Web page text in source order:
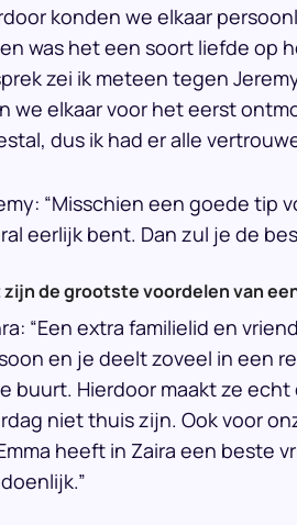
konden we elkaar
was het een soort liefde op
zei ik meteen tegen
we elkaar voor het eerst
dus ik had er alle
“Misschien een goede tip
eerlijk bent. Dan zul je de
zijn de grootste voordelen van
“Een extra familielid en
en je deelt zoveel in een
buurt. Hierdoor maakt ze
niet thuis zijn. Ook voor
heeft in Zaira een beste